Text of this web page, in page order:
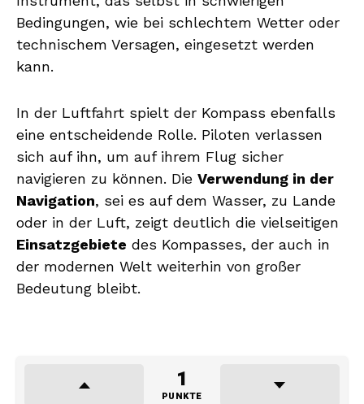
Bedingungen, wie bei schlechtem Wetter oder
technischem Versagen, eingesetzt werden
kann.
In der Luftfahrt spielt der Kompass ebenfalls
eine entscheidende Rolle. Piloten verlassen
sich auf ihn, um auf ihrem Flug sicher
navigieren zu können. Die Verwendung in der
Navigation, sei es auf dem Wasser, zu Lande
oder in der Luft, zeigt deutlich die vielseitigen
Einsatzgebiete des Kompasses, der auch in
der modernen Welt weiterhin von großer
Bedeutung bleibt.
1
PUNKTE